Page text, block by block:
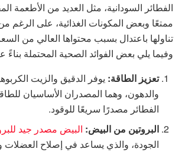
الفطائر السودانية، مثل العديد من الأطعمة
ممتعًا وبعض المكونات الغذائية، على الرغم
تناولها باعتدال بسبب محتواها العالي من
وفيما يلي بعض الفوائد الصحية المحتملة بناءً
تعزيز الطاقة: يوفر الدقيق والزيت
والدهون، وهما المصدران الأساسيان
الفطائر مصدرًا سريعًا للوقود.
البروتين من البيض: البيض مصدر جيد
الجودة، والذي يساعد في إصلاح